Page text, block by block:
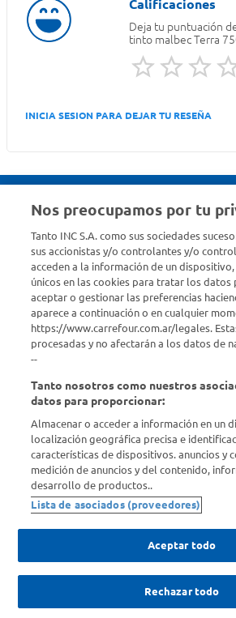
Deja tu puntuación
tinto malbec Terra
INICIA SESION PARA DEJAR TU RESEÑA
Estamos para ayudarte
¿Tenés una consulta? Comunicate con
Descubrí Carrefour
Conocenos
Info útil
Comprá Online
Nos preocupamos por tu
Tanto INC S.A. como sus sociedades
sus accionistas y/o controlantes y/o
acceden a la información de un
únicos en las cookies para tratar los datos
aceptar o gestionar las preferencias
aparece a continuación o en cualquier
https://www.carrefour.com.ar/legales.
procesadas y no afectarán a los datos de
--
Tanto nosotros como nuestros
datos para proporcionar:
Almacenar o acceder a información en un
localización geográfica precisa e
características de dispositivos. anuncios y
medición de anuncios y del contenido,
desarrollo de productos..
Lista de asociados (proveedores)
Aceptar todo
Rechazar todo